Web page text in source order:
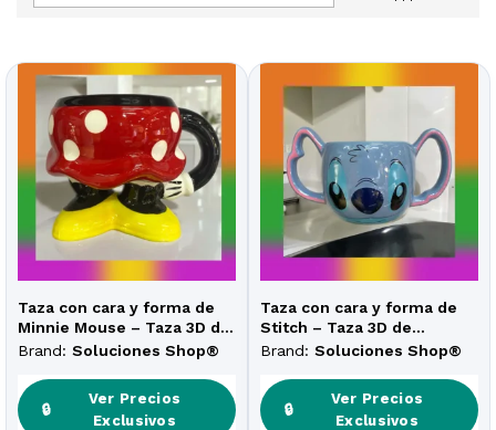
Taza con cara y forma de
Minnie Mouse – Taza 3D de
cerámica (250 ml)
Brand: Soluciones Shop®
🔒
Ver Precios
Exclusivos
Taza con cara y forma de
Stitch – Taza 3D de
cerámica (350 ml)
Brand: Soluciones Shop®
🔒
Ver Precios
Exclusivos